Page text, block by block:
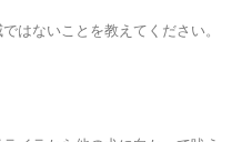
はないことを教えてください。